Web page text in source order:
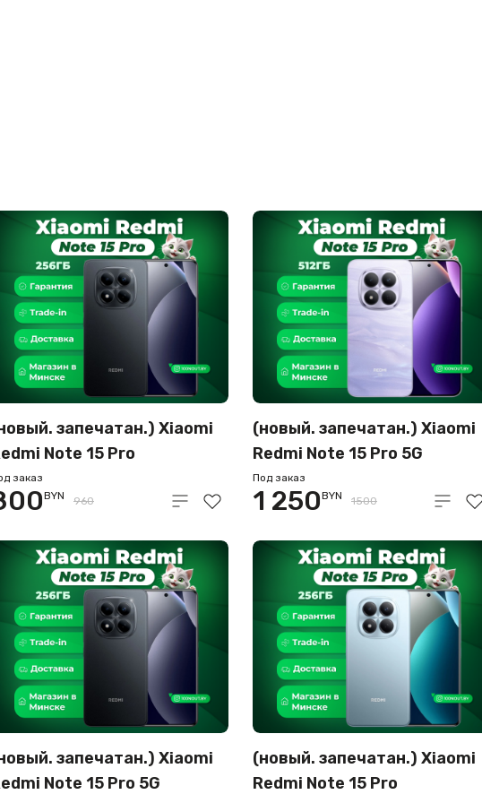
запечатан.) Xiaomi
Note 15 Pro
256GB международная
(черный металл)
заказ
BYN 960
(новый. запечатан.) Xiaomi
Redmi Note 15 Pro 5G
12GB/512GB международная
версия (фиолетовый)
Под заказ
1 250BYN 1500
запечатан.) Xiaomi
Note 15 Pro 5G
(новый. запечатан.) Xiaomi
Redmi Note 15 Pro